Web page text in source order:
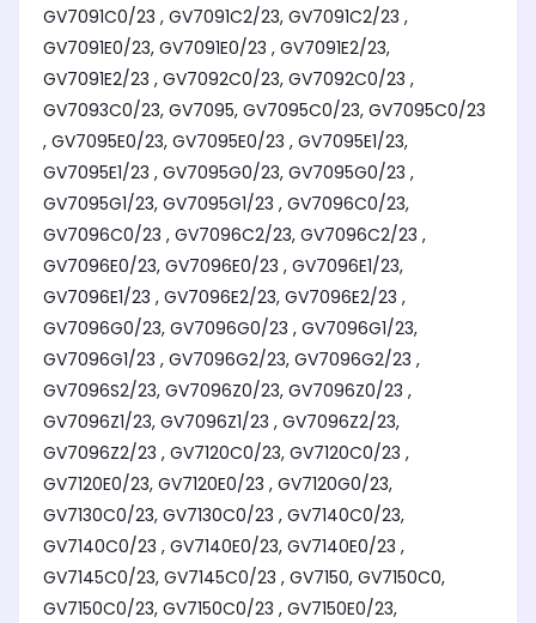
GV7091C0/23 , GV7091C2/23, GV7091C2/23 ,
GV7091E0/23, GV7091E0/23 , GV7091E2/23,
GV7091E2/23 , GV7092C0/23, GV7092C0/23 ,
GV7093C0/23, GV7095, GV7095C0/23, GV7095C0/23
, GV7095E0/23, GV7095E0/23 , GV7095E1/23,
GV7095E1/23 , GV7095G0/23, GV7095G0/23 ,
GV7095G1/23, GV7095G1/23 , GV7096C0/23,
GV7096C0/23 , GV7096C2/23, GV7096C2/23 ,
GV7096E0/23, GV7096E0/23 , GV7096E1/23,
GV7096E1/23 , GV7096E2/23, GV7096E2/23 ,
GV7096G0/23, GV7096G0/23 , GV7096G1/23,
GV7096G1/23 , GV7096G2/23, GV7096G2/23 ,
GV7096S2/23, GV7096Z0/23, GV7096Z0/23 ,
GV7096Z1/23, GV7096Z1/23 , GV7096Z2/23,
GV7096Z2/23 , GV7120C0/23, GV7120C0/23 ,
GV7120E0/23, GV7120E0/23 , GV7120G0/23,
GV7130C0/23, GV7130C0/23 , GV7140C0/23,
GV7140C0/23 , GV7140E0/23, GV7140E0/23 ,
GV7145C0/23, GV7145C0/23 , GV7150, GV7150C0,
GV7150C0/23, GV7150C0/23 , GV7150E0/23,